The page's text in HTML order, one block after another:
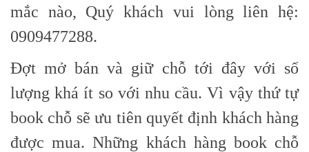
mắc nào, Quý khách vui lòng liên hệ:
0909477288.
Đợt mở bán và giữ chỗ tới đây với số
lượng khá ít so với nhu cầu. Vì vậy thứ tự
book chỗ sẽ ưu tiên quyết định khách hàng
được mua. Những khách hàng book chỗ